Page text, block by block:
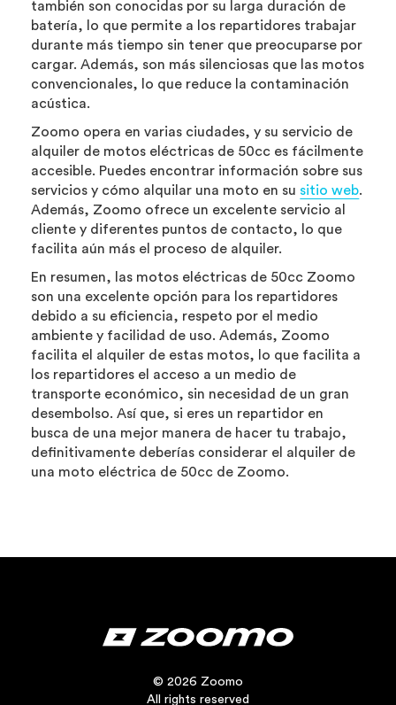
también son conocidas por su larga duración de
batería, lo que permite a los repartidores trabajar
durante más tiempo sin tener que preocuparse por
cargar. Además, son más silenciosas que las motos
convencionales, lo que reduce la contaminación
acústica.
Zoomo opera en varias ciudades, y su servicio de
alquiler de motos eléctricas de 50cc es fácilmente
accesible. Puedes encontrar información sobre sus
servicios y cómo alquilar una moto en su sitio web.
Además, Zoomo ofrece un excelente servicio al
cliente y diferentes puntos de contacto, lo que
facilita aún más el proceso de alquiler.
En resumen, las motos eléctricas de 50cc Zoomo
son una excelente opción para los repartidores
debido a su eficiencia, respeto por el medio
ambiente y facilidad de uso. Además, Zoomo
facilita el alquiler de estas motos, lo que facilita a
los repartidores el acceso a un medio de
transporte económico, sin necesidad de un gran
desembolso. Así que, si eres un repartidor en
busca de una mejor manera de hacer tu trabajo,
definitivamente deberías considerar el alquiler de
una moto eléctrica de 50cc de Zoomo.
© 2026 Zoomo
All rights reserved